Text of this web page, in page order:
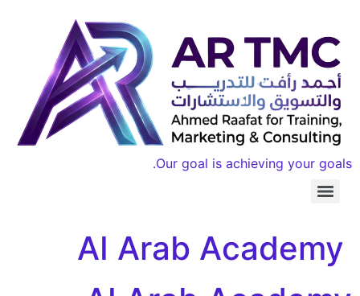
Our goal is achieving your goals.
AI Arab Academy